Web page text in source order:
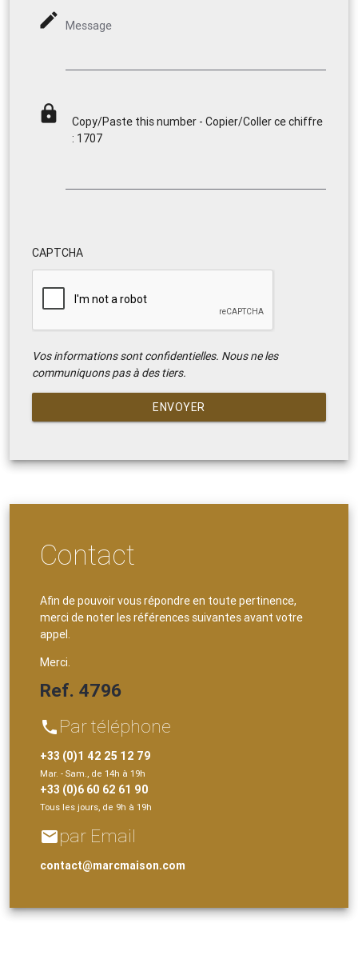
mode_edit Message
lock
Copy/Paste this number - Copier/Coller ce chiffre
: 1707
CAPTCHA
Vos informations sont confidentielles. Nous ne les
communiquons pas à des tiers.
ENVOYER
Contact
Afin de pouvoir vous répondre en toute pertinence,
merci de noter les références suivantes avant votre
appel.
Merci.
Ref. 4796
phone Par téléphone
+33 (0)1 42 25 12 79
Mar. - Sam., de 14h à 19h
+33 (0)6 60 62 61 90
Tous les jours, de 9h à 19h
emailpar Email
contact@marcmaison.com